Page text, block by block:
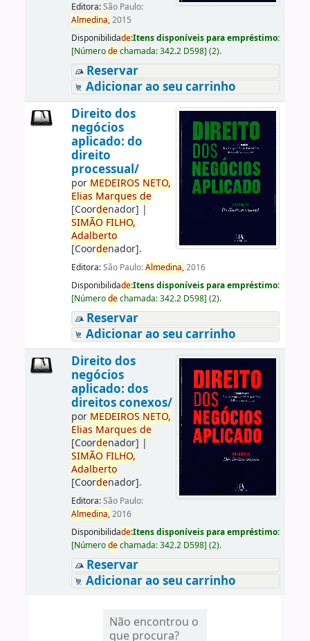
Editora:São Paulo:
Almedina,2015
Disponibilidade:Itens disponíveis para empréstimo:
[Númerodechamada:342.2 D598] (2).
Reservar
Adicionar ao seu carrinho
Direito dos
negócios
aplicado: do
direito
processual/
por MEDEIROS NETO,
Elias Marques de
[Coordenador] |
SIMÃO FILHO,
Adalberto
[Coordenador].
Editora:São Paulo:Almedina,2016
Disponibilidade:Itens disponíveis para empréstimo:
[Númerodechamada:342.2 D598] (2).
Reservar
Adicionar ao seu carrinho
Direito dos
negócios
aplicado: dos
direitos conexos/
por MEDEIROS NETO,
Elias Marques de
[Coordenador] |
SIMÃO FILHO,
Adalberto
[Coordenador].
Editora:São Paulo:
Almedina,2016
Disponibilidade:Itens disponíveis para empréstimo:
[Númerodechamada:342.2 D598] (2).
Reservar
Adicionar ao seu carrinho
Não encontrou o
que procura?